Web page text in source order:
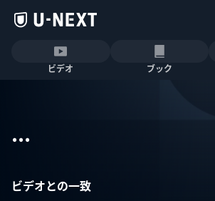
ビデオ ブック
...
ビデオとの一致